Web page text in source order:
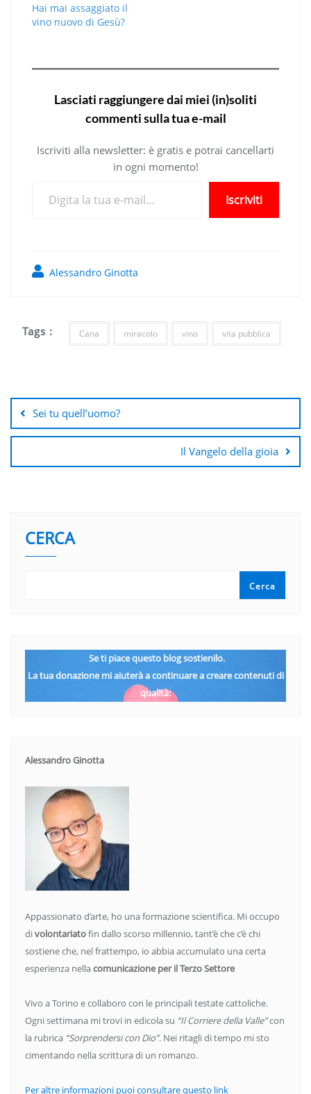
Hai mai assaggiato il
vino nuovo di Gesù?
Lasciati raggiungere dai miei (in)soliti
commenti sulla tua e-mail
Iscriviti alla newsletter: è gratis e potrai cancellarti
in ogni momento!
Iscriviti
Alessandro Ginotta
Tags : Cana miracolo vino vita pubblica
articoli
Sei tu quell’uomo?
Il Vangelo della gioia
CERCA
Cerca
Se ti piace questo blog sostienilo.
La tua donazione mi aiuterà a continuare a creare contenuti di
qualità:
Alessandro Ginotta
Appassionato d’arte, ho una formazione scientifica. Mi occupo
divolontariatofin dallo scorso millennio, tant’è che c’è chi
sostiene che, nel frattempo, io abbia accumulato una certa
esperienza nellacomunicazione per il Terzo Settore
Vivo a Torino e collaboro con le principali testate cattoliche.
Ogni settimana mi trovi in edicola su “Il Corriere della Valle”con
la rubrica “Sorprendersi con Dio”. Nei ritagli di tempo mi sto
cimentando nella scrittura di un romanzo.
Per altre informazioni puoi consultare questo link